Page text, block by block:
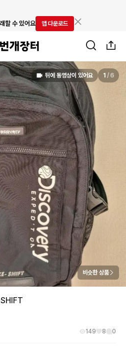
할 수 있어요 앱 다운로드
뒤에 동영상이 있어요 1 / 6
비슷한 상품
149 8 0